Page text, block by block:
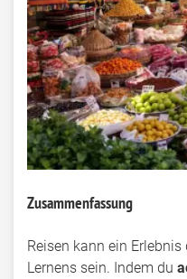
Zusammenfassung
Reisen kann ein
Lernens sein. Indem du